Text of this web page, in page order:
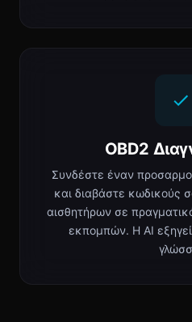
OBD2
Συνδέστε έναν
και διαβάστε κωδικούς
αισθητήρων σε
εκπομπών. Η AI